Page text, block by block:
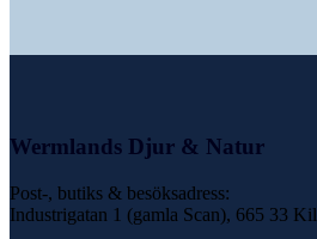
Wermlands Djur & Natur
Post-, butiks & besöksadress:
Industrigatan 1 (gamla Scan), 665 33 Kil